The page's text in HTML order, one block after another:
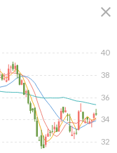
close
32
34
36
38
40